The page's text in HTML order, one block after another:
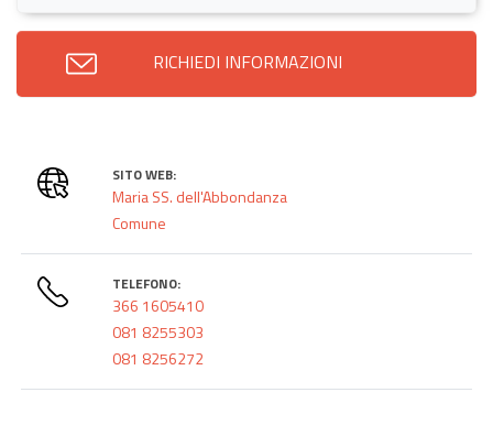
RICHIEDI INFORMAZIONI
SITO WEB:
Maria SS. dell'Abbondanza
Comune
TELEFONO:
366 1605410
081 8255303
081 8256272